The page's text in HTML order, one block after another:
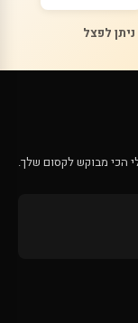
הכי מבוקש לקסום שלך.